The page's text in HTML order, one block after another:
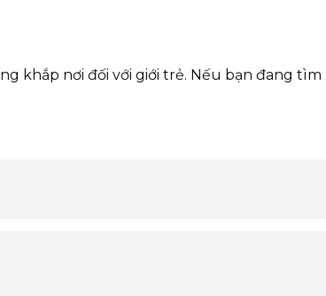
khắp nơi đối với giới trẻ. Nếu bạn đang